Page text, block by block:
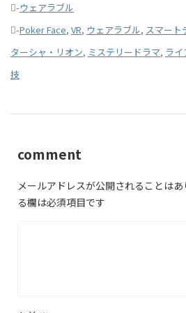
-ウェアラブル
-Poker Face, VR, ウェアラブル, スマート
ターシャ・リオン, ミステリードラマ, ライ
技
comment
メールアドレスが公開されることはあ
る欄は必須項目です